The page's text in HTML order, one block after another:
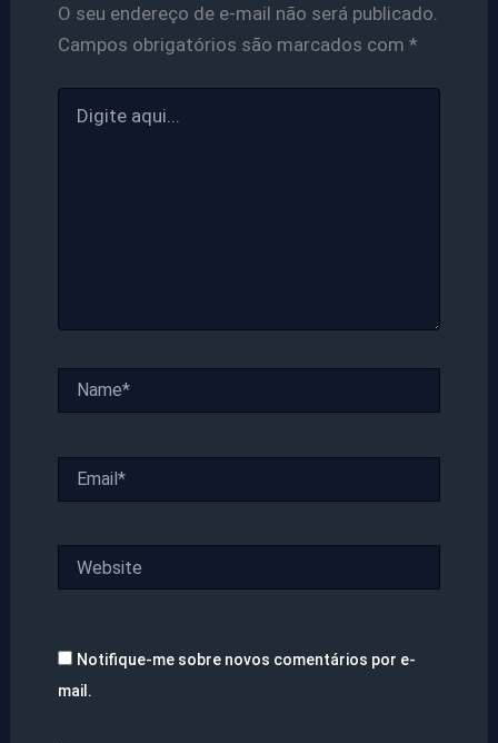
O seu endereço de e-mail não será publicado.
Campos obrigatórios são marcados com *
aqui...
Notifique-me sobre novos comentários por e-
mail.